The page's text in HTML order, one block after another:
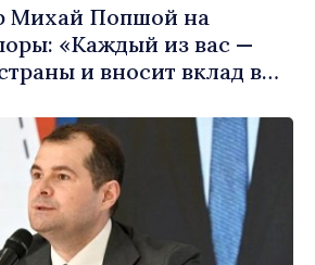
Михай Попшой на
«Каждый из вас —
и вносит вклад в